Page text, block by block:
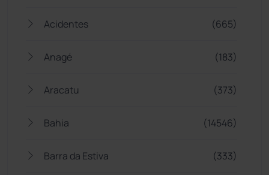
Acidentes (665)
Anagé (183)
Aracatu (373)
Bahia (14546)
Barra da Estiva (333)